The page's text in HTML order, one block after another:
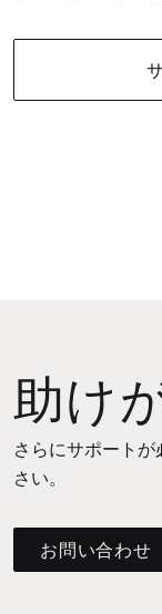
助け
さらにサポート
さい。
お問い合わせ